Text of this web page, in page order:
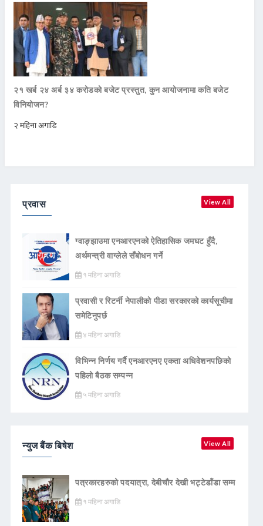
२१ खर्ब २४ अर्ब ३४ करोडको बजेट प्रस्तुत, कुन आयोजनामा कति बजेट
विनियोजन?
२ महिना अगाडि
प्रवास View All
ग्वाङ्झाउमा एनआरएनको ऐतिहासिक जमघट हुँदै,
अर्थमन्त्री वाग्लेले सँबोधन गर्ने
१ महिना अगाडि
प्रवासी र रिटर्नी नेपालीको पीडा सरकारको कार्यसूचीमा
समेटिनुपर्छ
४ महिना अगाडि
विभिन्न निर्णय गर्दै एनआरएनए एकता अधिवेशनपछिको
पहिलो बैठक सम्पन्न
५ महिना अगाडि
न्युज बैंक बिषेश View All
पत्रकारहरुको पदयात्रा, देबीचौर देखी भट्टेडाँडा सम्म
१ महिना अगाडि